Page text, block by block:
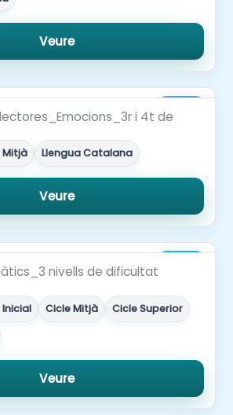
Veure
i 4t de
Mitjà Llengua Catalana
Veure
nivells de dificultat
Inicial Cicle Mitjà
Cicle Superior
Veure